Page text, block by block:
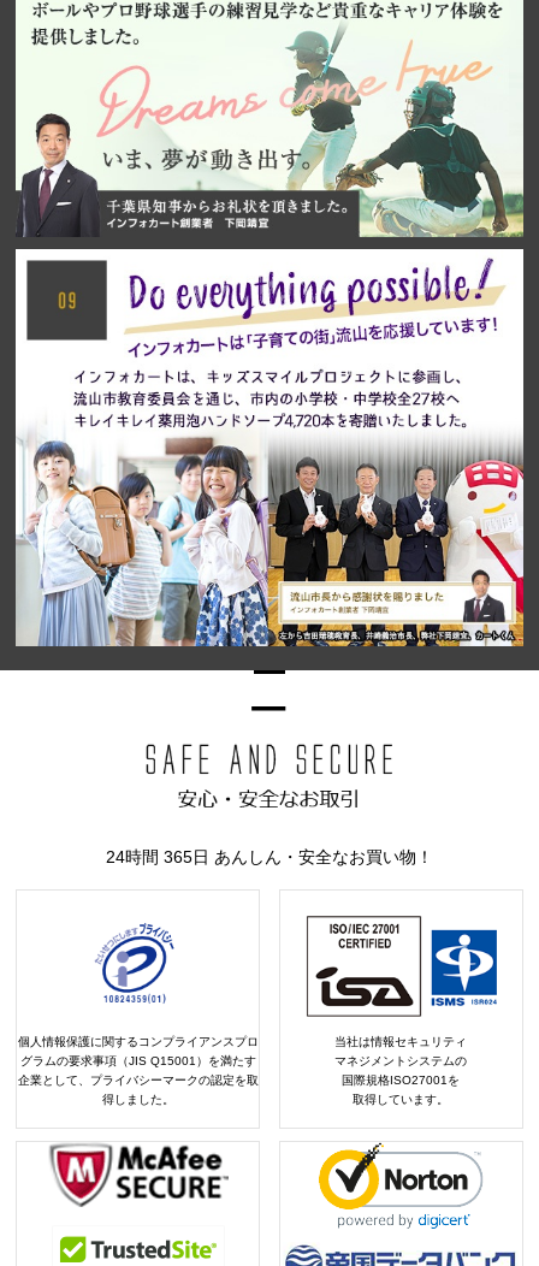
24時間 365日 あんしん・安全なお買い物！
個人情報保護に関するコンプライアンスプロ
グラムの要求事項（JIS Q15001）を満たす
企業として、プライバシーマークの認定を取
得しました。
当社は情報セキュリティ
マネジメントシステムの
国際規格ISO27001を
取得しています。